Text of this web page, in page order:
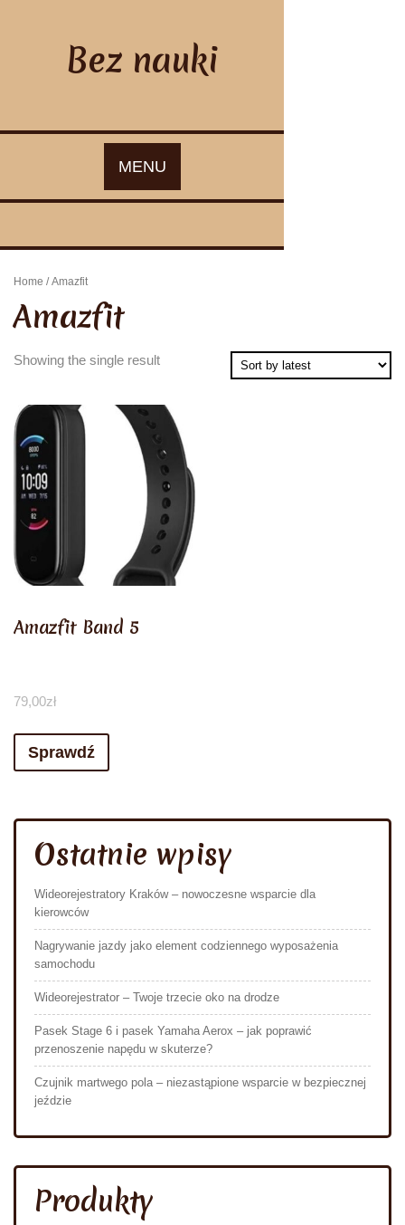
Bez nauki
MENU
Home / Amazfit
Amazfit
Showing the single result
Amazfit Band 5
79,00zł
Sprawdź
Ostatnie wpisy
Wideorejestratory Kraków – nowoczesne wsparcie dla
kierowców
Nagrywanie jazdy jako element codziennego wyposażenia
samochodu
Wideorejestrator – Twoje trzecie oko na drodze
Pasek Stage 6 i pasek Yamaha Aerox – jak poprawić
przenoszenie napędu w skuterze?
Czujnik martwego pola – niezastąpione wsparcie w bezpiecznej
jeździe
Produkty